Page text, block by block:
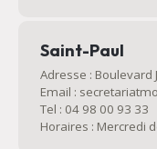
Saint-Paul
Adresse : Boulevard
Email :
Tel : 04 98 00 93 33
Horaires : Mercredi